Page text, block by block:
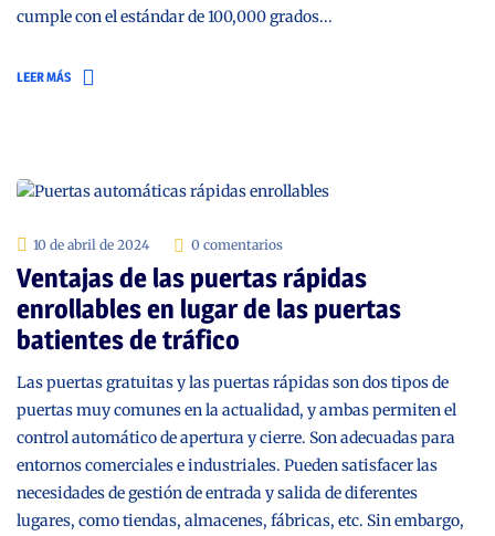
cumple con el estándar de 100,000 grados...
LEER MÁS
10 de abril de 2024 0 comentarios
Ventajas de las puertas rápidas
enrollables en lugar de las puertas
batientes de tráfico
Las puertas gratuitas y las puertas rápidas son dos tipos de
puertas muy comunes en la actualidad, y ambas permiten el
control automático de apertura y cierre. Son adecuadas para
entornos comerciales e industriales. Pueden satisfacer las
necesidades de gestión de entrada y salida de diferentes
lugares, como tiendas, almacenes, fábricas, etc. Sin embargo,